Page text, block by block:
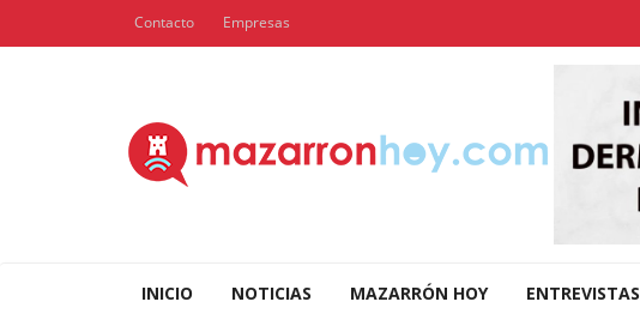
Contacto Empresas
INICIO NOTICIAS MAZARRÓN HOY ENTREVISTAS